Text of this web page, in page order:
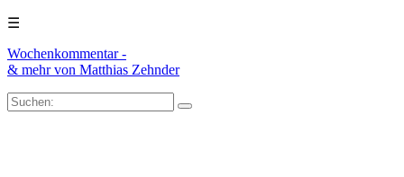
☰
Wochenkommentar -
& mehrvon Matthias Zehnder